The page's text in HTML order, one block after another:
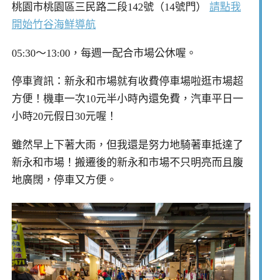
桃園市桃園區三民路二段142號（14號門） 請點我
開始竹谷海鮮導航
05:30～13:00，每週一配合市場公休喔。
停車資訊：新永和市場就有收費停車場啦逛市場超
方便！機車一次10元半小時內還免費，汽車平日一
小時20元假日30元喔！
雖然早上下著大雨，但我還是努力地騎著車抵達了
新永和市場！搬遷後的新永和市場不只明亮而且腹
地廣闊，停車又方便。